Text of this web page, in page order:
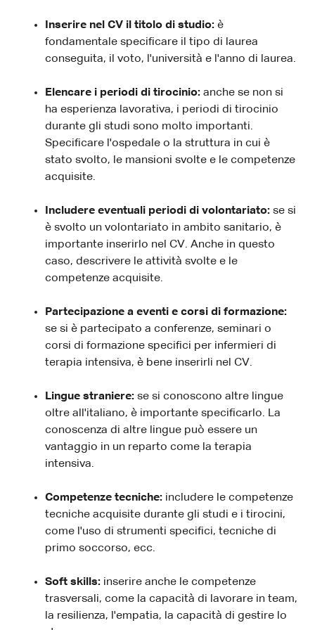
Inserire nel CV il titolo di studio: è
fondamentale specificare il tipo di laurea
conseguita, il voto, l'università e l'anno di laurea.
Elencare i periodi di tirocinio: anche se non si
ha esperienza lavorativa, i periodi di tirocinio
durante gli studi sono molto importanti.
Specificare l'ospedale o la struttura in cui è
stato svolto, le mansioni svolte e le competenze
acquisite.
Includere eventuali periodi di volontariato: se si
è svolto un volontariato in ambito sanitario, è
importante inserirlo nel CV. Anche in questo
caso, descrivere le attività svolte e le
competenze acquisite.
Partecipazione a eventi e corsi di formazione:
se si è partecipato a conferenze, seminari o
corsi di formazione specifici per infermieri di
terapia intensiva, è bene inserirli nel CV.
Lingue straniere: se si conoscono altre lingue
oltre all'italiano, è importante specificarlo. La
conoscenza di altre lingue può essere un
vantaggio in un reparto come la terapia
intensiva.
Competenze tecniche: includere le competenze
tecniche acquisite durante gli studi e i tirocini,
come l'uso di strumenti specifici, tecniche di
primo soccorso, ecc.
Soft skills: inserire anche le competenze
trasversali, come la capacità di lavorare in team,
la resilienza, l'empatia, la capacità di gestire lo